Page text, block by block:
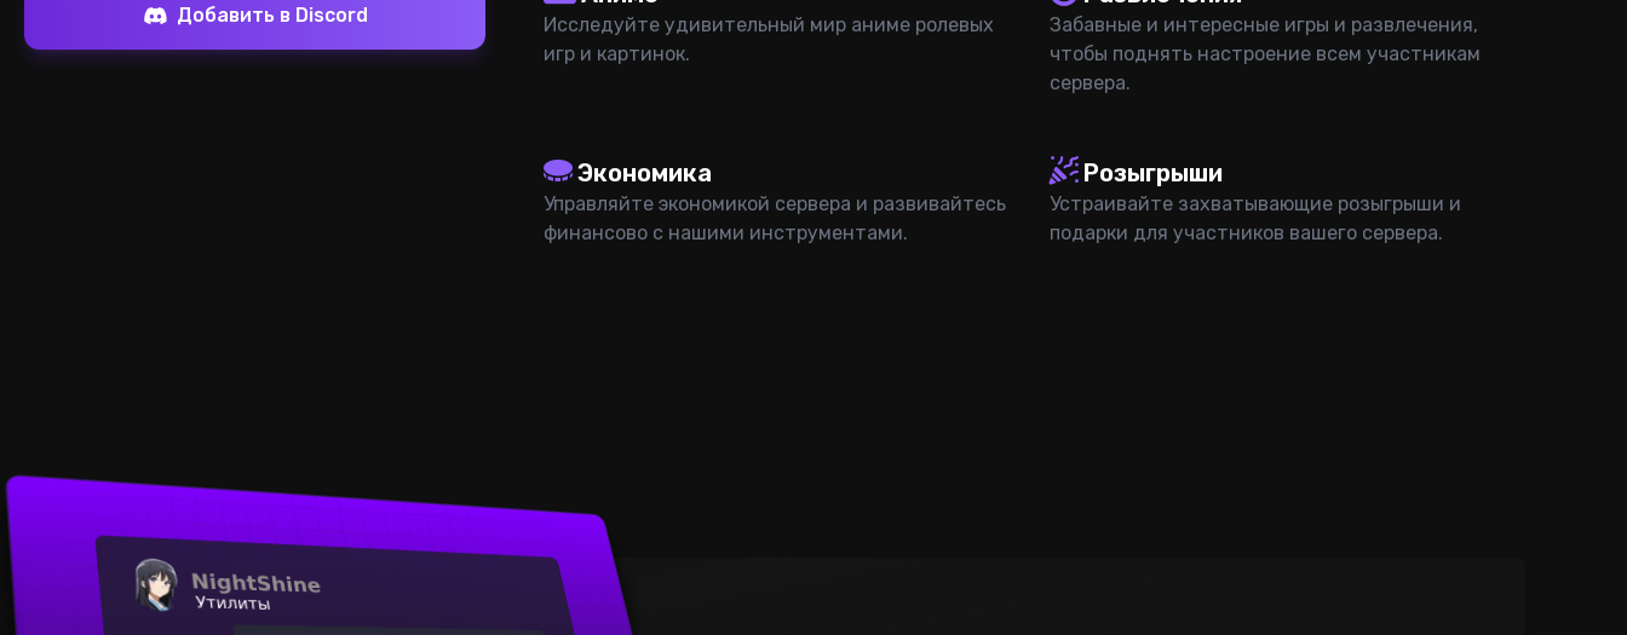
Добавить в Discord
Исследуйте удивительный мир аниме ролевых
игр и картинок.
Забавные и интересные игры и развлечения,
чтобы поднять настроение всем участникам
сервера.
Экономика
Управляйте экономикой сервера и развивайтесь
финансово с нашими инструментами.
Розыгрыши
Устраивайте захватывающие розыгрыши и
подарки для участников вашего сервера.